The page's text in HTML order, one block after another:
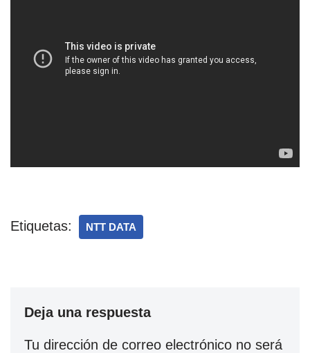
Etiquetas: NTT DATA
Deja una respuesta
Tu dirección de correo electrónico no será